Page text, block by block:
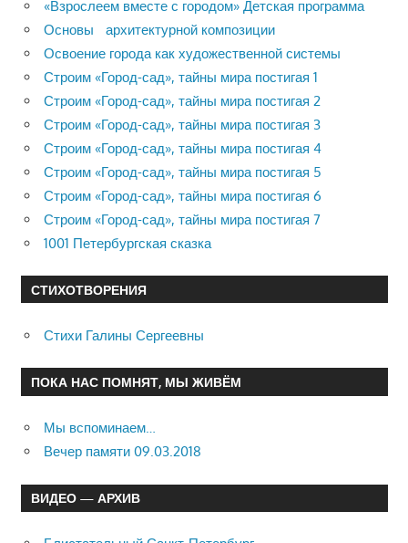
«Взрослеем вместе с городом» Детская программа
Основы архитектурной композиции
Освоение города как художественной системы
Строим «Город-сад», тайны мира постигая 1
Строим «Город-сад», тайны мира постигая 2
Строим «Город-сад», тайны мира постигая 3
Строим «Город-сад», тайны мира постигая 4
Строим «Город-сад», тайны мира постигая 5
Строим «Город-сад», тайны мира постигая 6
Строим «Город-сад», тайны мира постигая 7
1001 Петербургская сказка
СТИХОТВОРЕНИЯ
Стихи Галины Сергеевны
ПОКА НАС ПОМНЯТ, МЫ ЖИВЁМ
Мы вспоминаем…
Вечер памяти 09.03.2018
ВИДЕО — АРХИВ